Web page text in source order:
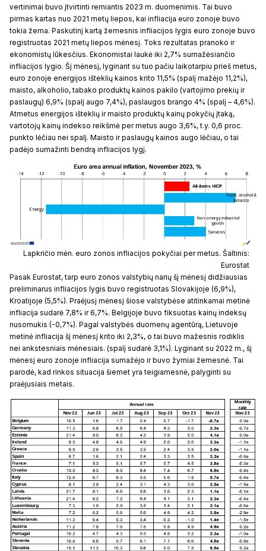
vertinimai buvo įtvirtinti remiantis 2023 m. duomenimis. Tai buvo
pirmas kartas nuo 2021 metų liepos, kai infliacija euro zonoje buvo
tokia žema. Paskutinį kartą žemesnis infliacijos lygis euro zonoje buvo
registruotas 2021 metų liepos mėnesį. Toks rezultatas pranoko ir
ekonomistų lūkesčius. Ekonomistai laukė iki 2,7% sumažėsiančio
infliacijos lygio. Šį mėnesį, lyginant su tuo pačiu laikotarpiu prieš metus,
euro zonoje energijos išteklių kainos krito 11,5% (spalį mažėjo 11,2%),
maisto, alkoholio, tabako produktų kainos pakilo (vartojimo prekių ir
paslaugų) 6,9% (spalį augo 7,4%), paslaugos brango 4% (spalį – 4,6%).
Atmetus energijos išteklių ir maisto produktų kainų pokyčių įtaką,
vartotojų kainų indekso reikšmė per metus augo 3,6%, t.y. 0,6 proc.
punkto lėčiau nei spalį. Maisto ir paslaugų kainos augo lėčiau, o tai
padėjo sumažinti bendrą infliacijos lygį.
Lapkričio mėn. euro zonos infliacijos pokyčiai per metus. Šaltinis:
Eurostat
Pasak Eurostat, tarp euro zonos valstybių narių šį mėnesį didžiausias
preliminarus infliacijos lygis buvo registruotas Slovakijoje (6,9%),
Kroatijoje (5,5%). Praėjusį mėnesį šiose valstybėse atitinkamai metinė
infliacija sudarė 7,8% ir 6,7%. Belgijoje buvo fiksuotas kainų indeksų
nusomukis (-0,7%). Pagal valstybės duomenų agentūrą, Lietuvoje
metinė infliacija šį mėnesį krito iki 2,3%, o tai buvo mažesnis rodiklis
nei ankstesniais mėnesiais. (spalį sudarė 3,1%). Lyginant su 2022 m., šį
mėnesį euro zonoje infliacija sumažėjo ir buvo žymiai žemesnė. Tai
parodė, kad rinkos situacija šiemet yra teigiamesnė, palyginti su
praėjusiais metais.